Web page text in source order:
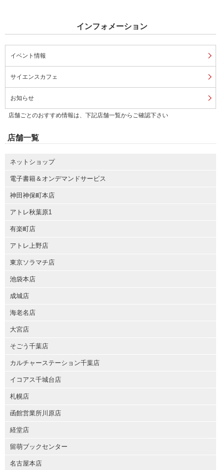
インフォメーション
イベント情報
サイエンスカフェ
お知らせ
店舗ごとのおすすめ情報は、下記店舗一覧からご確認下さい
店舗一覧
ネットショップ
電子書籍＆オンデマンドサービス
神田神保町本店
アトレ秋葉原1
有楽町店
アトレ上野店
東京ソラマチ店
池袋本店
成城店
海老名店
大宮店
そごう千葉店
カルチャーステーション千葉店
イコアス千城台店
札幌店
函館営業所川原店
経堂店
留萌ブックセンター
名古屋本店